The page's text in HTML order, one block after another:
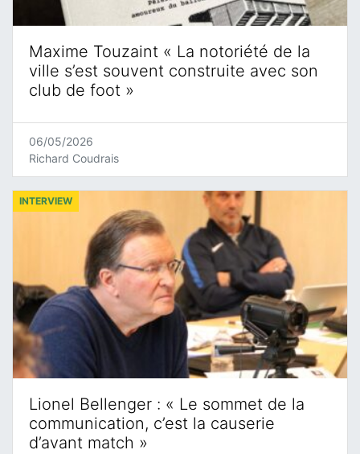
Maxime Touzaint « La notoriété de la
ville s’est souvent construite avec son
club de foot »
06/05/2026
Richard Coudrais
Lionel Bellenger : « Le sommet de la
communication, c’est la causerie
d’avant match »
INTERVIEW